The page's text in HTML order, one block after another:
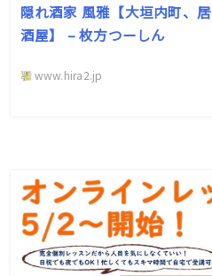
隠れ酒家 風雅【大垣内町、居
酒屋】 – 枚方つーしん
www.hira2.jp